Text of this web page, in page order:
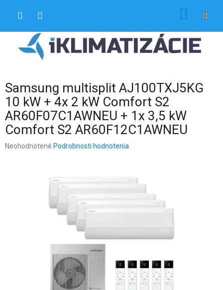
Samsung multisplit AJ100TXJ5KG
10 kW + 4x 2 kW Comfort S2
AR60F07C1AWNEU + 1x 3,5 kW
Comfort S2 AR60F12C1AWNEU
Priemerné
Neohodnotené Podrobnosti hodnotenia